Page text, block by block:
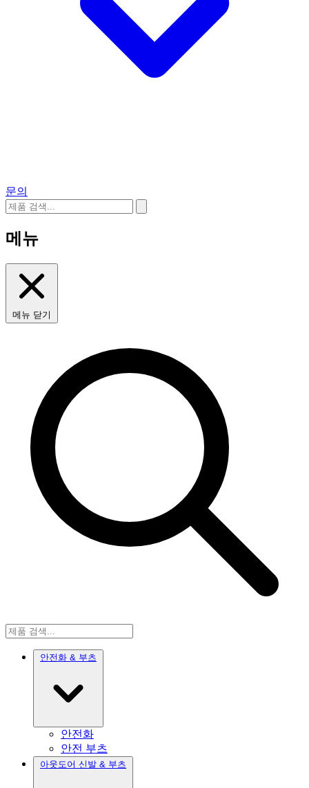
문의
메뉴
메뉴 닫기
안전화 & 부츠
안전화
안전 부츠
아웃도어 신발 & 부츠